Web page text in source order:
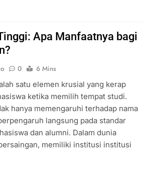
Apa Manfaatnya bagi
0
6 Mins
satu elemen krusial yang kerap
ketika memilih tempat studi.
hanya memengaruhi terhadap nama
langsung pada standar
dan alumni. Dalam dunia
memiliki institusi institusi